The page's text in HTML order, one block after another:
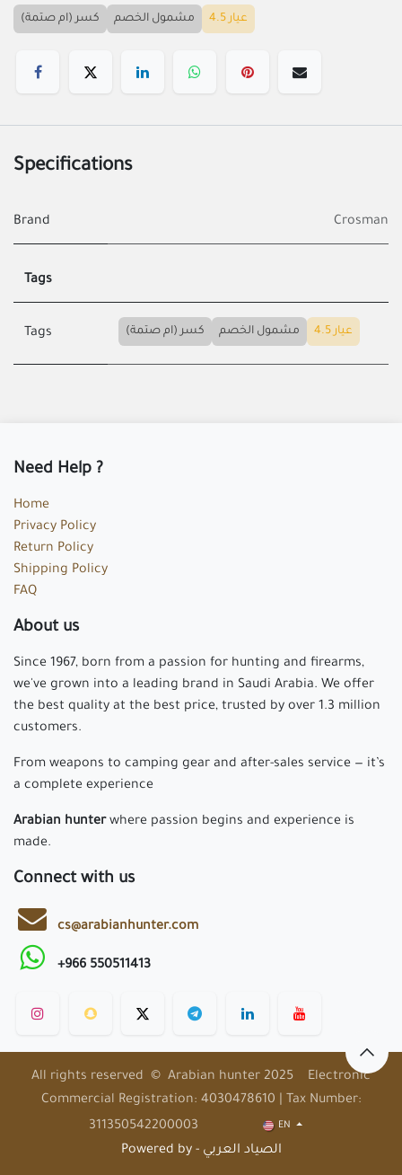
كسر (ام صتمة) مشمول الخصم عيار 4.5
Specifications
Brand Crosman
Tags
Tags كسر (ام صتمة) مشمول الخصم عيار 4.5
Need Help ?
Home
Privacy Policy
Return Policy
Shipping Policy
FAQ
About us
Since 1967, born from a passion for hunting and firearms,
we've grown into a leading brand in Saudi Arabia. We offer
the best quality at the best price, trusted by over 1.3 million
customers.
From weapons to camping gear and after-sales service — it’s
a complete experience
Arabian hunterwhere passion begins and experience is
made.
Connect with us
cs@arabianhunter.com
+966 550511413
All rights reserved © Arabian hunter 2025 Electronic
Commercial Registration: 4030478610 | Tax Number:
311350542200003
EN
Powered by - الصياد العربي